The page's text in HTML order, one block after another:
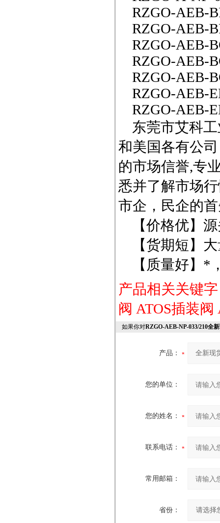
RZGO-AEB-
RZGO-AEB-
RZGO-AEB-
RZGO-AEB-
RZGO-AEB-
RZGO-AEB-
RZGO-AEB-
东莞市艾科工
和美国各有公
的市场信誉,专
悉并了解市场
市企，民企的
【价格优】源
【货期短】大
【质量好】*
产品相关关键
阀 ATOS插装阀
如果你对RZGO-AEB-NP-033/210全
产品：
您的单位：
您的姓名：
联系电话：
常用邮箱：
省份：